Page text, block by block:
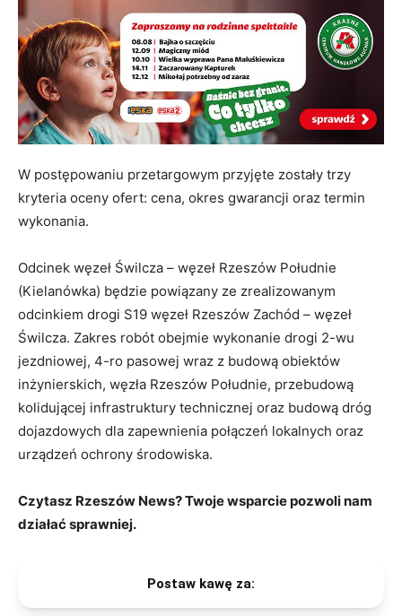
W postępowaniu przetargowym przyjęte zostały trzy
kryteria oceny ofert: cena, okres gwarancji oraz termin
wykonania.
Odcinek węzeł Świlcza – węzeł Rzeszów Południe
(Kielanówka) będzie powiązany ze zrealizowanym
odcinkiem drogi S19 węzeł Rzeszów Zachód – węzeł
Świlcza. Zakres robót obejmie wykonanie drogi 2-wu
jezdniowej, 4-ro pasowej wraz z budową obiektów
inżynierskich, węzła Rzeszów Południe, przebudową
kolidującej infrastruktury technicznej oraz budową dróg
dojazdowych dla zapewnienia połączeń lokalnych oraz
urządzeń ochrony środowiska.
Czytasz Rzeszów News? Twoje wsparcie pozwoli nam
działać sprawniej.
Postaw kawę za: